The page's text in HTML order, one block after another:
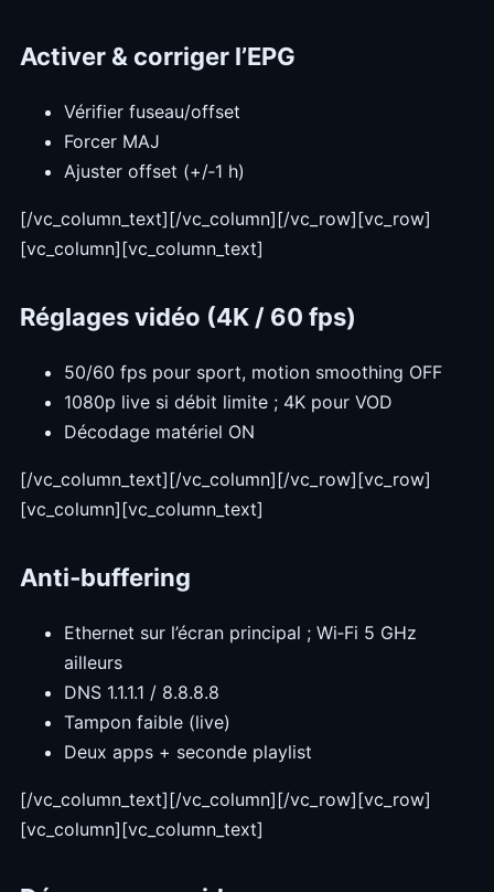
Activer & corriger l’EPG
Vérifier fuseau/offset
Forcer MAJ
Ajuster offset (+/‑1 h)
[/vc_column_text][/vc_column][/vc_row][vc_row]
[vc_column][vc_column_text]
Réglages vidéo (4K / 60 fps)
50/60 fps pour sport, motion smoothing OFF
1080p live si débit limite ; 4K pour VOD
Décodage matériel ON
[/vc_column_text][/vc_column][/vc_row][vc_row]
[vc_column][vc_column_text]
Anti‑buffering
Ethernet sur l’écran principal ; Wi‑Fi 5 GHz
ailleurs
DNS 1.1.1.1 / 8.8.8.8
Tampon faible (live)
Deux apps + seconde playlist
[/vc_column_text][/vc_column][/vc_row][vc_row]
[vc_column][vc_column_text]